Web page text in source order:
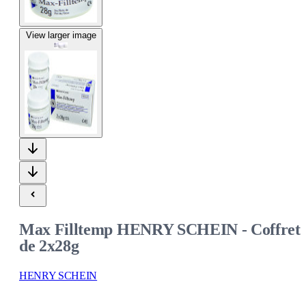
View larger image
Max Filltemp HENRY SCHEIN - Coffret
de 2x28g
HENRY SCHEIN